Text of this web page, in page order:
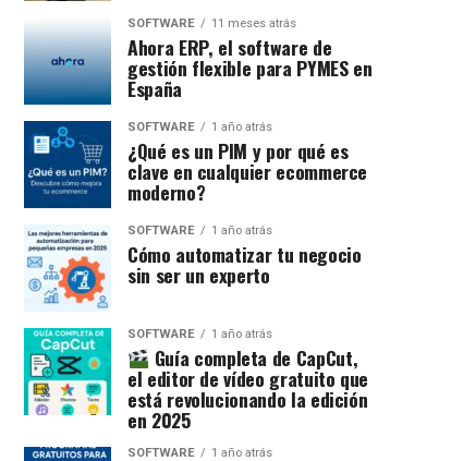
SOFTWARE 11 meses atrás
Ahora ERP, el software de
gestión flexible para PYMES en
España
SOFTWARE 1 año atrás
¿Qué es un PIM y por qué es
clave en cualquier ecommerce
moderno?
SOFTWARE 1 año atrás
Cómo automatizar tu negocio
sin ser un experto
SOFTWARE 1 año atrás
Guía completa de CapCut,
el editor de vídeo gratuito que
está revolucionando la edición
en 2025
SOFTWARE 1 año atrás